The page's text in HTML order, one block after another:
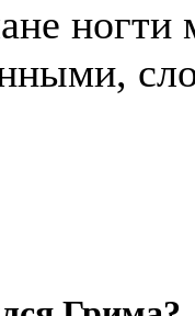
ногти